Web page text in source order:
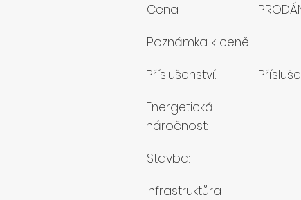
Cena:
Poznámka k ceně
Příslušenství:
Energetická
náročnost:
Stavba:
Infrastruktůra